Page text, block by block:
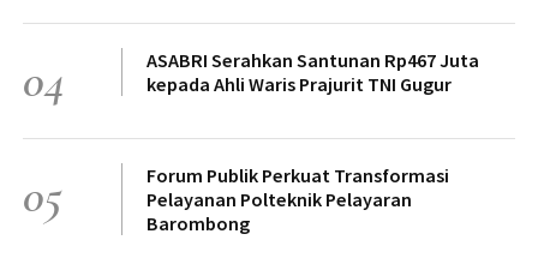
04
ASABRI Serahkan Santunan Rp467 Juta
kepada Ahli Waris Prajurit TNI Gugur
05
Forum Publik Perkuat Transformasi
Pelayanan Polteknik Pelayaran
Barombong